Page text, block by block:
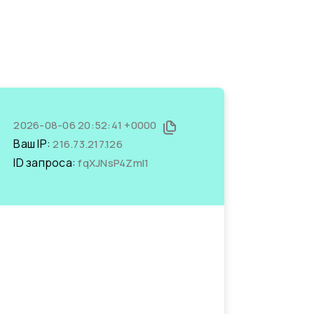
2026-08-06 20:52:41 +0000
Ваш IP:216.73.217.126
ID запроса:fqXJNsP4ZmI1